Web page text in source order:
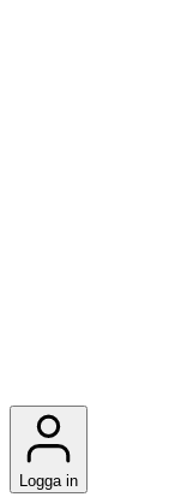
Logga in